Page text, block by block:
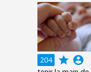
204 grade account_circle